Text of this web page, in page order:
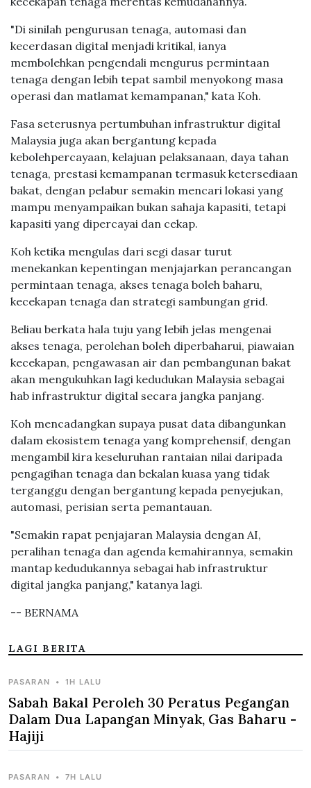
"Di sinilah pengurusan tenaga, automasi dan
kecerdasan digital menjadi kritikal, ianya
membolehkan pengendali mengurus permintaan
tenaga dengan lebih tepat sambil menyokong masa
operasi dan matlamat kemampanan," kata Koh.
Fasa seterusnya pertumbuhan infrastruktur digital
Malaysia juga akan bergantung kepada
kebolehpercayaan, kelajuan pelaksanaan, daya tahan
tenaga, prestasi kemampanan termasuk ketersediaan
bakat, dengan pelabur semakin mencari lokasi yang
mampu menyampaikan bukan sahaja kapasiti, tetapi
kapasiti yang dipercayai dan cekap.
Koh ketika mengulas dari segi dasar turut
menekankan kepentingan menjajarkan perancangan
permintaan tenaga, akses tenaga boleh baharu,
kecekapan tenaga dan strategi sambungan grid.
Beliau berkata hala tuju yang lebih jelas mengenai
akses tenaga, perolehan boleh diperbaharui, piawaian
kecekapan, pengawasan air dan pembangunan bakat
akan mengukuhkan lagi kedudukan Malaysia sebagai
hab infrastruktur digital secara jangka panjang.
Koh mencadangkan supaya pusat data dibangunkan
dalam ekosistem tenaga yang komprehensif, dengan
mengambil kira keseluruhan rantaian nilai daripada
pengagihan tenaga dan bekalan kuasa yang tidak
terganggu dengan bergantung kepada penyejukan,
automasi, perisian serta pemantauan.
"Semakin rapat penjajaran Malaysia dengan AI,
peralihan tenaga dan agenda kemahirannya, semakin
mantap kedudukannya sebagai hab infrastruktur
digital jangka panjang," katanya lagi.
-- BERNAMA
LAGI BERITA
PASARAN • 1H LALU
Sabah Bakal Peroleh 30 Peratus Pegangan
Dalam Dua Lapangan Minyak, Gas Baharu -
Hajiji
PASARAN • 7H LALU